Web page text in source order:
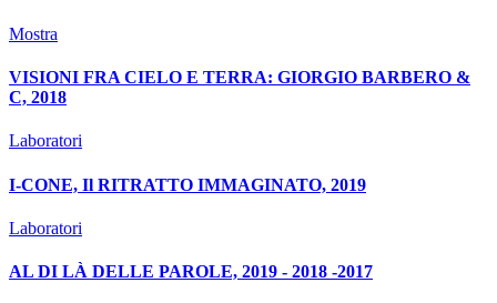
Mostra
VISIONI FRA CIELO E TERRA: GIORGIO BARBERO &
C, 2018
Laboratori
I-CONE, Il RITRATTO IMMAGINATO, 2019
Laboratori
AL DI LÀ DELLE PAROLE, 2019 - 2018 -2017